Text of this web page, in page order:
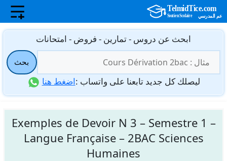
انتقل
المحتوى
ابحث عن دروس - تمارين - فروض - امتحانات
عن:
بحث
ليصلك كل جديد تابعنا على واتساب :اضغط هنا
Exemples de Devoir N 3 – Semestre 1 –
Langue Française – 2BAC Sciences
Humaines